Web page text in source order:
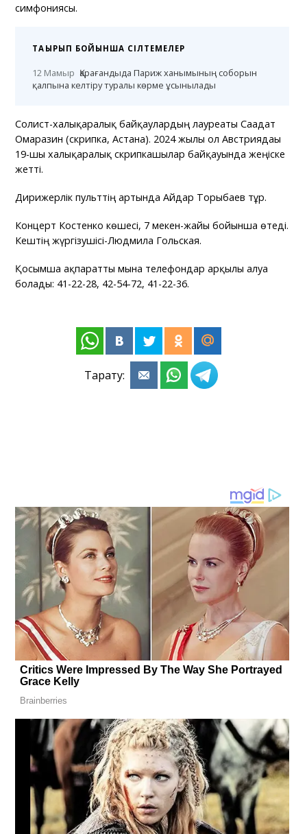
симфониясы.
ТАҚЫРЫП БОЙЫНША СІЛТЕМЕЛЕР
12 Мамыр Қарағандыда Париж ханымының соборын
қалпына келтіру туралы көрме ұсынылады
Солист-халықаралық байқаулардың лауреаты Сағадат
Омарғазин (скрипка, Астана). 2024 жылы ол Австриядағы
19-шы халықаралық скрипкашылар байқауында жеңіске
жетті.
Дирижерлік пульттің артында Айдар Торыбаев тұр.
Концерт Костенко көшесі, 7 мекен-жайы бойынша өтеді.
Кештің жүргізушісі-Людмила Гольская.
Қосымша ақпаратты мына телефондар арқылы алуға
болады: 41-22-28, 42-54-72, 41-22-36.
Тарату: